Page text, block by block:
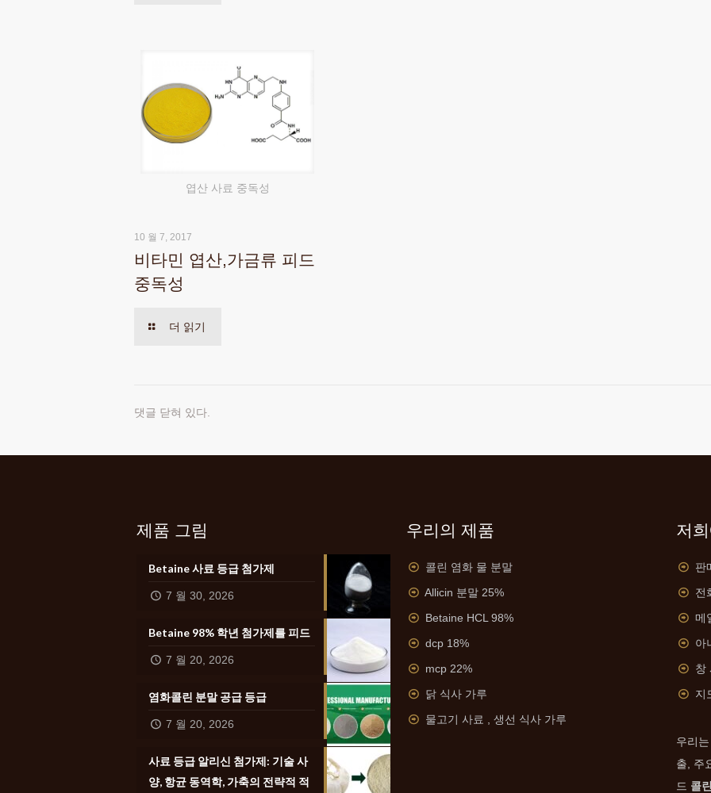
엽산 사료 중독성
10 월 7, 2017
비타민 엽산,가금류 피드
중독성
더 읽기
댓글 닫혀 있다.
제품 그림
Betaine 사료 등급 첨가제
7 월 30, 2026
Betaine 98% 학년 첨가제를 피드
7 월 20, 2026
염화콜린 분말 공급 등급
7 월 20, 2026
사료 등급 알리신 첨가제: 기술 사
양, 항균 동역학, 가축의 전략적 적
우리의 제품
콜린 염화 물 분말
Allicin 분말 25%
Betaine HCL 98%
dcp 18%
mcp 22%
닭 식사 가루
물고기 사료 , 생선 식사 가루
저
판
전
메
아
창
지
우리
출, 주
드 콜